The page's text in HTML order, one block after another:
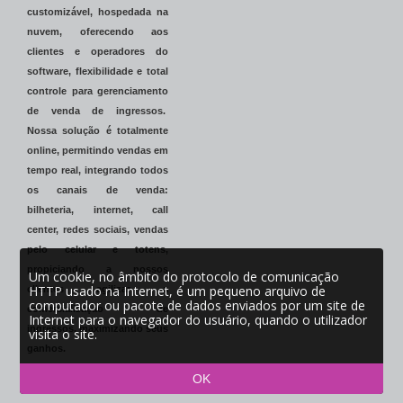
customizável, hospedada na
nuvem, oferecendo aos
clientes e operadores do
software, flexibilidade e total
controle para gerenciamento
de venda de ingressos.
Nossa solução é totalmente
online, permitindo vendas em
tempo real, integrando todos
os canais de venda:
bilheteria, internet, call
center, redes sociais, vendas
pelo celular e totens,
clientes agilizar a
comercialização de
ingressos, maximizando seus
Um cookie, no âmbito do protocolo de comunicação
HTTP usado na Internet, é um pequeno arquivo de
computador ou pacote de dados enviados por um site de
Internet para o navegador do usuário, quando o utilizador
visita o site.
OK